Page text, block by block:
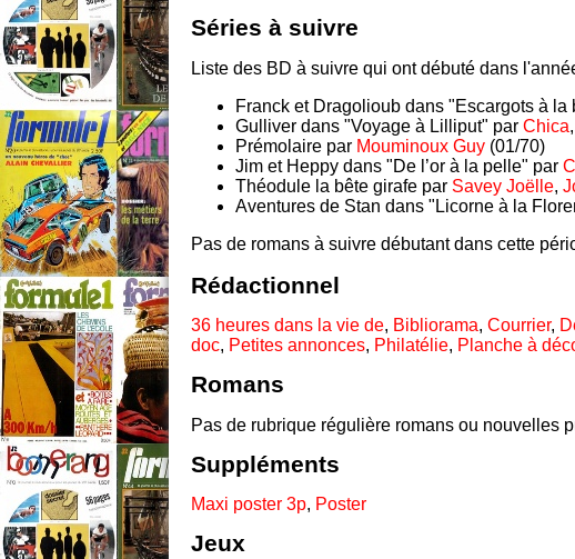
Séries à suivre
Liste des BD à suivre qui ont débuté dans
Franck et Dragolioub dans "Escargots à la
Gulliver dans "Voyage à Lilliput" par Chica,
Prémolaire par Mouminoux Guy (01/70)
Jim et Heppy dans "De l’or à la pelle" par
Théodule la bête girafe par Savey Joëlle,
Aventures de Stan dans "Licorne à la
Pas de romans à suivre débutant dans cette
Rédactionnel
36 heures dans la vie de, Bibliorama, Courrier,
doc, Petites annonces, Philatélie, Planche à
Romans
Pas de rubrique régulière romans ou nouvelles
Suppléments
Maxi poster 3p, Poster
Jeux